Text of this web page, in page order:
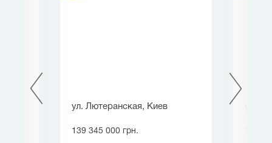
ул. Лютеранская, Киев
139 345 000 грн.